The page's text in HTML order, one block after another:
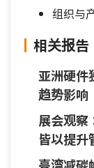
组织与
相关报告
亚洲硬件
趋势影
教育科技
展会观
皆以提
永续治理